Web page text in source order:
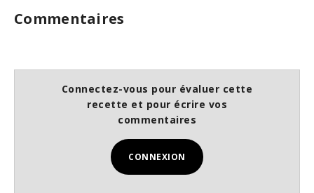
Commentaires
Connectez-vous pour évaluer cette
recette et pour écrire vos
commentaires
CONNEXION